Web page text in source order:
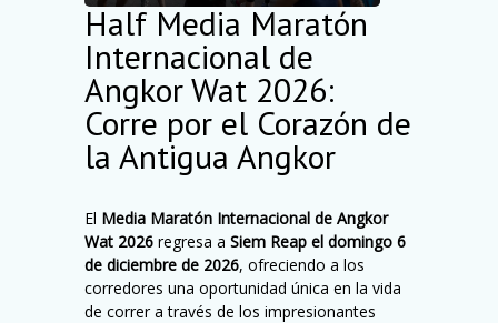
Half Media Maratón
Internacional de
Angkor Wat 2026:
Corre por el Corazón de
la Antigua Angkor
El Media Maratón Internacional de Angkor
Wat 2026 regresa a Siem Reap el domingo 6
de diciembre de 2026, ofreciendo a los
corredores una oportunidad única en la vida
de correr a través de los impresionantes